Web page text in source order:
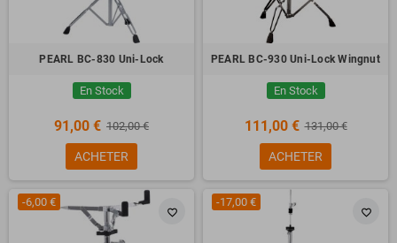
PEARL BC-830 Uni-Lock
En Stock
91,00 € 102,00 €
ACHETER
PEARL BC-930 Uni-Lock Wingnut
En Stock
111,00 € 131,00 €
ACHETER
favorite_border
-6,00 €
favorite_border
-17,00 €